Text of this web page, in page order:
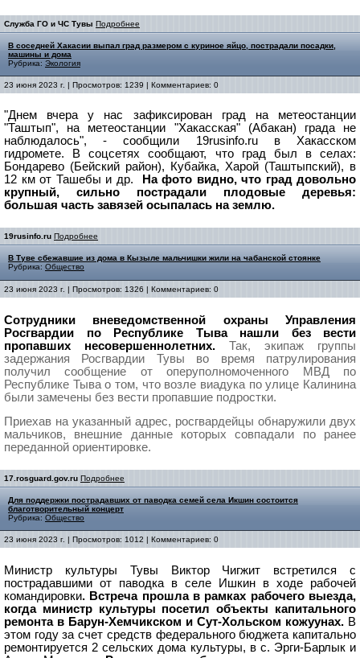
Служба ГО и ЧС Тувы Подробнее
В соседней Хакасии выпал град размером с куриное яйцо, пострадали посадки,
машины и дома
Рубрика: Экология
23 июня 2023 г. | Просмотров: 1239 | Комментариев: 0
"Днем вчера у нас зафиксирован град на метеостанции
"Таштып", на метеостанции "Хакасская" (Абакан) града не
наблюдалось", - сообщили 19rusinfo.ru в Хакасском
гидромете.
В соцсетях сообщают, что град был в селах:
Бондарево (Бейский район), Кубайка, Харой (Таштыпский), в
12 км от Ташебы и др.
На фото видно, что град довольно
крупный, сильно пострадали плодовые деревья:
большая часть завязей осыпалась на землю.
19rusinfo.ru Подробнее
В Туве сбежавшие из дома в Кызыле мальчишки жили на чабанской стоянке
Рубрика: Общество
23 июня 2023 г. | Просмотров: 1326 | Комментариев: 0
Сотрудники вневедомственной охраны Управления
Росгвардии по Республике Тыва нашли без вести
пропавших несовершеннолетних.
Так, экипаж группы
задержания Росгвардии Тувы во время патрулирования
получил сообщение от оперуполномоченного МВД по
Республике Тыва о том, что возле виадука по улице Калинина
были замечены без вести пропавшие подростки.
Приехав на указанный адрес, росгвардейцы обнаружили двух
мальчиков, внешние данные которых совпадали по ранее
переданной ориентировке.
17.rosguard.gov.ru Подробнее
Для поддержки пострадавших от паводка семей села Икшин состоится
благотворительный концерт
Рубрика: Общество
23 июня 2023 г. | Просмотров: 1012 | Комментариев: 0
Министр культуры Тувы Виктор Чигжит встретился с
пострадавшими от паводка в селе Ишкин в ходе рабочей
командировки. Встреча прошла в рамках рабочего выезда,
когда министр культуры посетил объекты капитального
ремонта в Барун-Хемчикском и Сут-Хольском кожуунах. В
этом году за счет средств федерального бюджета капитально
ремонтируется 2 сельских дома культуры, в с. Эрги-Барлык и